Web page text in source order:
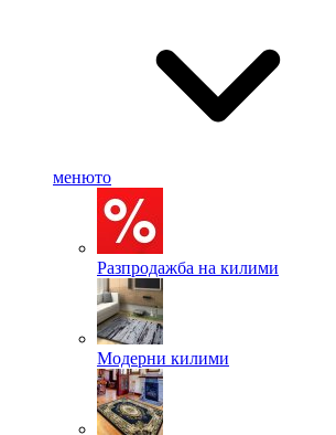
менюто
Разпродажба на килими
Модерни килими